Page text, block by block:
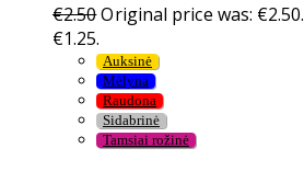
€2.50Original price was: €2.50.
€1.25.
Auksinė
Mėlyna
Raudona
Sidabrinė
Tamsiai rožinė